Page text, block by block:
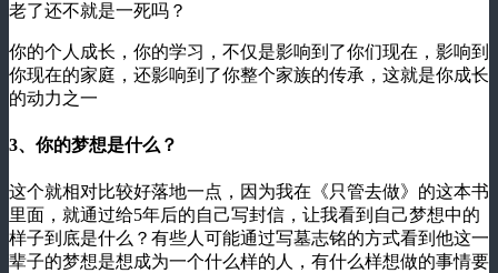
老了还不就是一死吗？
你的个人成长，你的学习，不仅是影响到了你们现在，影响到
你现在的家庭，还影响到了你整个家族的传承，这就是你成长
的动力之一
3、你的梦想是什么？
这个就相对比较好落地一点，因为我在《只管去做》的这本书
里面，就通过给5年后的自己写封信，让我看到自己梦想中的
样子到底是什么？有些人可能通过写墓志铭的方式看到他这一
辈子的梦想是想成为一个什么样的人，有什么样想做的事情要